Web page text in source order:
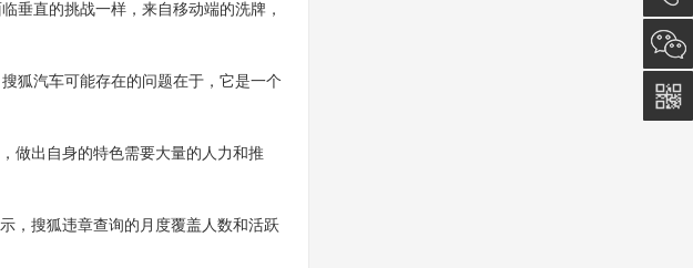
直的挑战一样，来自移动端的洗牌，
狐汽车可能存在的问题在于，它是一个
做出自身的特色需要大量的人力和推
，搜狐违章查询的月度覆盖人数和活跃
询
0512-
5011